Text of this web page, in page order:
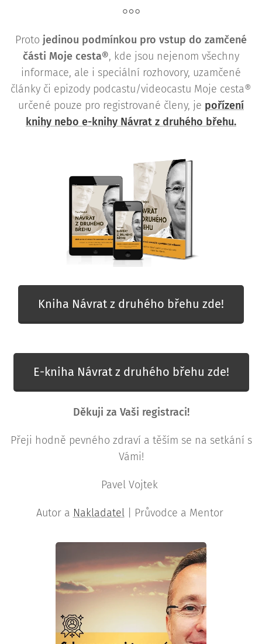
Proto jedinou podmínkou pro vstup do zamčené
části Moje cesta®, kde jsou nejenom všechny
informace, ale i speciální rozhovory, uzamčené
články či epizody podcastu/videocastu Moje cesta®
určené pouze pro registrované členy, je pořízení
knihy nebo e-knihy Návrat z druhého břehu.
Kniha Návrat z druhého břehu zde!
E-kniha Návrat z druhého břehu zde!
Děkuji za Vaši registraci!
Přeji hodně pevného zdraví a těším se na setkání s
Vámi!
Pavel Vojtek
Autor a Nakladatel| Průvodce a Mentor